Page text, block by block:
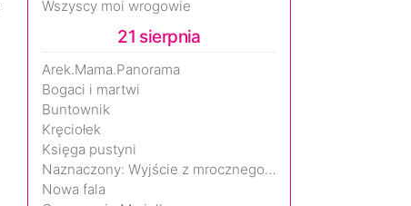
Wszyscy moi wrogowie
21 sierpnia
Arek.Mama.Panorama
Bogaci i martwi
Buntownik
Kręciołek
Księga pustyni
Naznaczony: Wyjście z mrocznego wymiaru
Nowa fala